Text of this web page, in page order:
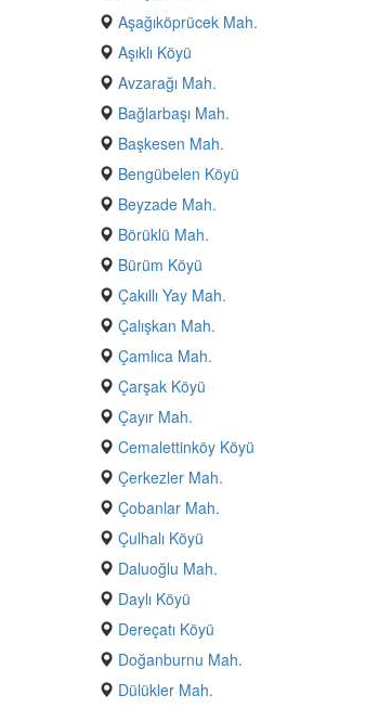
Aşağıköprücek Mah.
Aşıklı Köyü
Avzarağı Mah.
Bağlarbaşı Mah.
Başkesen Mah.
Bengübelen Köyü
Beyzade Mah.
Börüklü Mah.
Bürüm Köyü
Çakıllı Yay Mah.
Çalışkan Mah.
Çamlıca Mah.
Çarşak Köyü
Çayır Mah.
Cemalettinköy Köyü
Çerkezler Mah.
Çobanlar Mah.
Çulhalı Köyü
Daluoğlu Mah.
Daylı Köyü
Dereçatı Köyü
Doğanburnu Mah.
Dülükler Mah.